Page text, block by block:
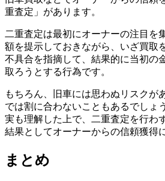
重査定」があります。
二重査定は最初にオーナーの注目を
額を提示しておきながら、いざ買取
不具合を指摘して、結果的に当初の
取ろうとする行為です。
もちろん、旧車には思わぬリスクが
では割に合わないこともあるでしょ
実も理解した上で、二重査定を行わ
結果としてオーナーからの信頼獲得
まとめ